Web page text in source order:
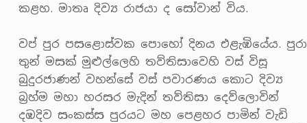
කළහ. මාතෘ දිව්‍ය රාජයා ද සෝවාන් විය.
වප් පුර පසළොස්වක පොහෝ දිනය එළැඹියේය. පුරා
තුන් මසක් මුළුල්ලෙහි තව්තිසාවෙහි වස් විසූ
බුදුරජාණන් වහන්සේ වස් පවාරණය කොට දිව්‍ය
බ්‍රහ්ම මහා හරසර මැදින් තව්තිසා දෙව්ලොවින්
දඹදිව සංකස්ස පුරයට මහ පෙළහර පාමින් වැඩි